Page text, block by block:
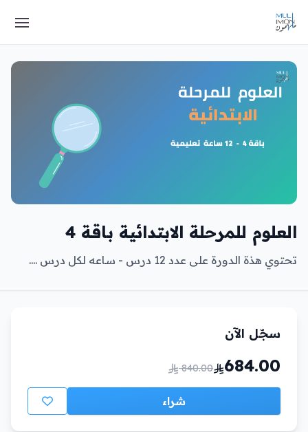
العلوم للمرحلة الابتدائية باقة 4
تحتوي هذة الدورة على عدد 12 درس - ساعه لكل درس ....
سجّل الآن
684.00
840.00
شراء